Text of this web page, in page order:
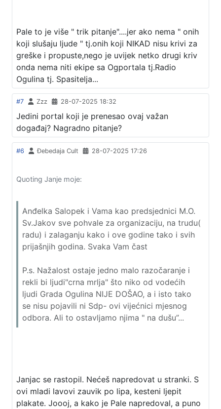
Pale to je više " trik pitanje"....jer ako nema " onih
koji slušaju ljude " tj.onih koji NIKAD nisu krivi za
greške i propuste,nego je uvijek netko drugi kriv
onda nema niti ekipe sa Ogportala tj.Radio
Ogulina tj. Spasitelja...
#7 Zzz 28-07-2025 18:32
Jedini portal koji je prenesao ovaj važan
događaj? Nagradno pitanje?
#6 Đebedaja Cult 28-07-2025 17:26
Quoting Janje moje:
Anđelka Salopek i Vama kao predsjednici M.O.
Sv.Jakov sve pohvale za organizaciju, na trudu(
radu) i zalaganju kako i ove godine tako i svih
prijašnjih godina. Svaka Vam čast
P.s. Nažalost ostaje jedno malo razočaranje i
rekli bi ljudi"crna mrlja" što niko od vodećih
ljudi Grada Ogulina NIJE DOŠAO, a i isto tako
se nisu pojavili ni Sdp- ovi vijećnici mjesnog
odbora. Ali to ostavljamo njima " na dušu”...
Janjac se rastopil. Nećeš napredovat u stranki. S
ovi mladi lavovi zauvik po lipa, kesteni ljepit
plakate. Joooj, a kako je Pale napredoval, a puno